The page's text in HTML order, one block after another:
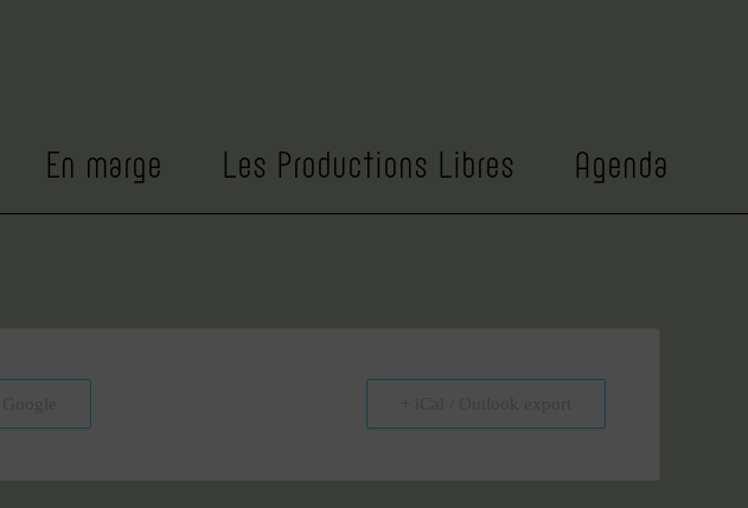
En marge Les Productions Libres Agenda